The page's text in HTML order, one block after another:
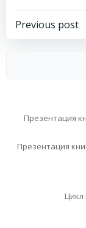
Previous post
Презентация
Презентация
Цикл